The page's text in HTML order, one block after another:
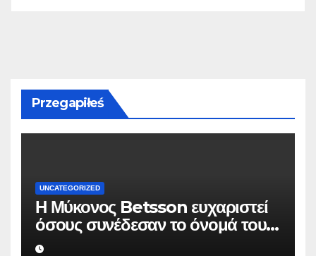
Przegapiłeś
UNCATEGORIZED
Η Μύκονος Betsson ευχαριστεί
όσους συνέδεσαν το όνομά τους
με την ιστορική χρονιά